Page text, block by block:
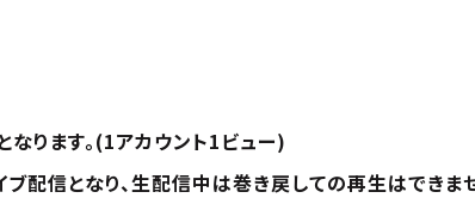
ります。(1アカウント1ビュー)
配信となり、生配信中は巻き戻しての再生はできま